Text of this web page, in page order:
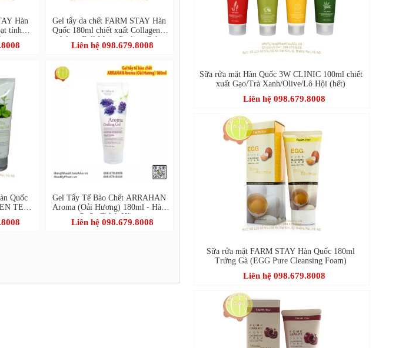
Hàn
tính
Gel tẩy da chết FARM STAY Hàn
Quốc 180ml chiết xuất Collagen -
Water Full Moist Peeling Gel
Liên hệ 098.679.8008
Quốc
TEA
Gel Tẩy Tế Bào Chết ARRAHAN
Aroma (Oải Hương) 180ml - Hàn
Quốc Chính Hãng
Liên hệ 098.679.8008
Sữa rửa mặt Hàn Quốc 3W CLINIC 100ml chiết
xuất Gạo/Trà Xanh/Olive/Lô Hội (hết)
Liên hệ 098.679.8008
Sữa rửa mặt FARM STAY Hàn Quốc 180ml
Trứng Gà (EGG Pure Cleansing Foam)
Liên hệ 098.679.8008